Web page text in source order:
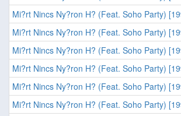
Mi?rt Nincs Ny?ron H? (Feat. Soho Party)
Mi?rt Nincs Ny?ron H? (Feat. Soho Party)
Mi?rt Nincs Ny?ron H? (Feat. Soho Party)
Mi?rt Nincs Ny?ron H? (Feat. Soho Party)
Mi?rt Nincs Ny?ron H? (Feat. Soho Party)
Mi?rt Nincs Ny?ron H? (Feat. Soho Party)